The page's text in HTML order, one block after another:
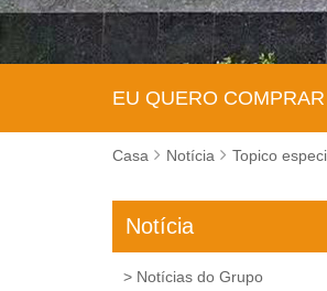
EU QUERO
Casa Notícia Topico
Notícia
> Notícias do Grupo